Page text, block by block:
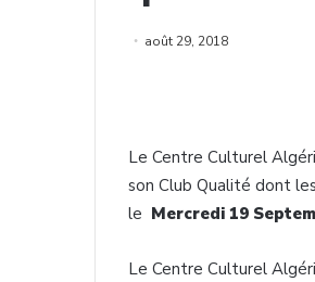
août 29, 2018
Le Centre Culturel
son Club Qualité dont
le Mercredi 19
Le Centre Culturel